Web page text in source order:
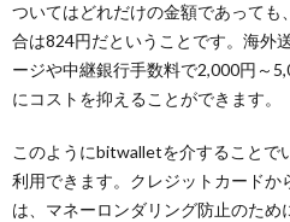
ついてはどれだけの金額であって
合は824円だということです。海外
ージや中継銀行手数料で2,000円～
にコストを抑えることができます。
このようにbitwalletを介することで
利用できます。クレジットカードか
は、マネーロンダリング防止のた